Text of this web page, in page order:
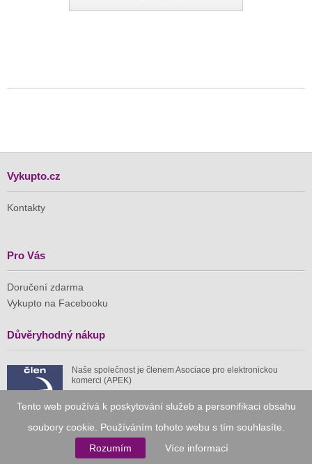
Tento web používá k poskytování služeb a personifikaci obsahu
soubory cookie. Používáním tohoto webu s tím souhlasíte.
Rozumím
Více informací
Vykupto.cz
Kontakty
Pro Vás
Doručení zdarma
Vykupto na Facebooku
Důvěryhodný nákup
Naše společnost je členem Asociace pro elektronickou
komerci (APEK)
Již od roku 2010